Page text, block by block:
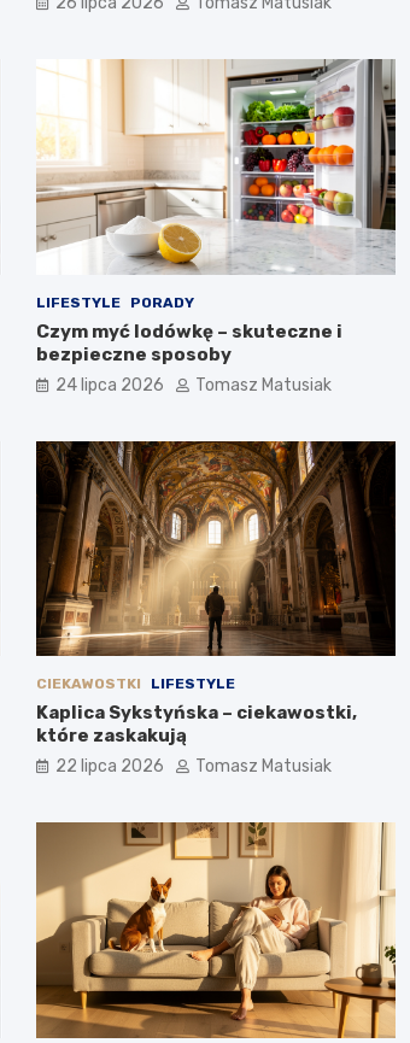
LIFESTYLE PORADY
Czym myć lodówkę – skuteczne i
bezpieczne sposoby
24 lipca 2026 Tomasz Matusiak
CIEKAWOSTKI LIFESTYLE
Kaplica Sykstyńska – ciekawostki,
które zaskakują
22 lipca 2026 Tomasz Matusiak